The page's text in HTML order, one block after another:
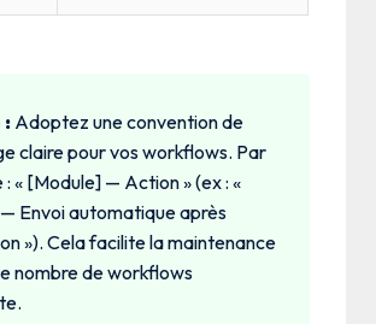
:Adoptez une convention de
claire pour vos workflows. Par
« [Module] — Action » (ex : «
Envoi automatique après
»). Cela facilite la maintenance
nombre de workflows